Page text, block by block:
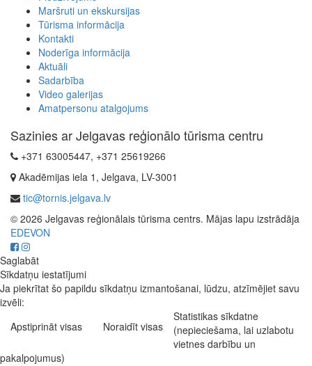
Maršruti un ekskursijas
Tūrisma informācija
Kontakti
Noderīga informācija
Aktuāli
Sadarbība
Video galerijas
Amatpersonu atalgojums
Sazinies ar Jelgavas reģionālo tūrisma centru
+371 63005447, +371 25619266
Akadēmijas iela 1, Jelgava, LV-3001
tic@tornis.jelgava.lv
© 2026 Jelgavas reģionālais tūrisma centrs. Mājas lapu izstrādāja
EDEVON
Saglabāt
Sīkdatņu iestatījumi
Ja piekrītat šo papildu sīkdatņu izmantošanai, lūdzu, atzīmējiet savu
izvēli:
Apstiprināt visas
Noraidīt visas
Statistikas sīkdatne
(nepieciešama, lai uzlabotu
vietnes darbību un
pakalpojumus)